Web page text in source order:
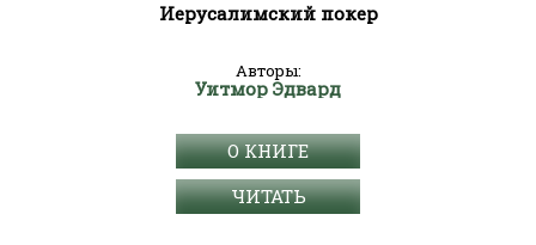
Иерусалимский покер
Авторы:
Уитмор Эдвард
О КНИГЕ
ЧИТАТЬ